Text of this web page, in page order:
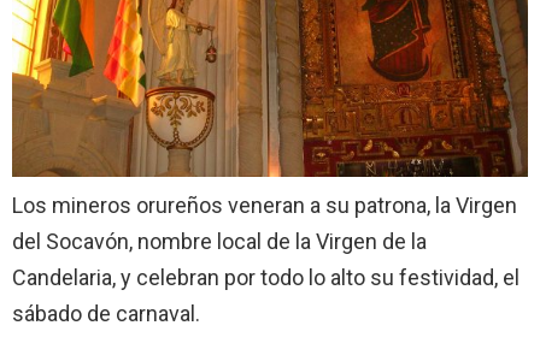
Los mineros orureños veneran a su patrona, la Virgen
del Socavón, nombre local de la Virgen de la
Candelaria, y celebran por todo lo alto su festividad, el
sábado de carnaval.